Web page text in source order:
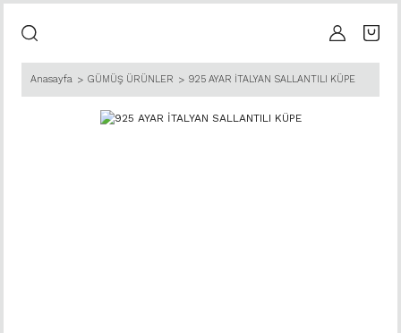
Anasayfa GÜMÜŞ ÜRÜNLER 925 AYAR İTALYAN SALLANTILI KÜPE